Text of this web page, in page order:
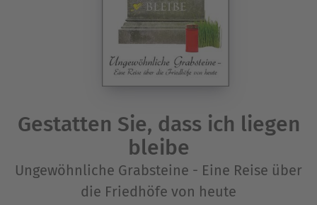
Gestatten Sie, dass ich liegen
bleibe
Ungewöhnliche Grabsteine - Eine Reise über
die Friedhöfe von heute